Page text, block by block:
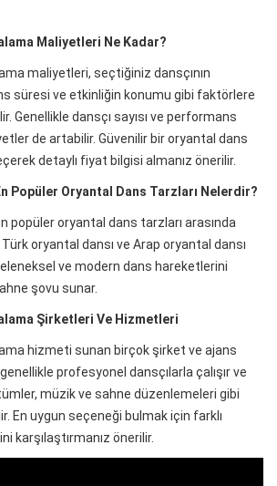
Maliyetleri Ne Kadar?
maliyetleri, seçtiğiniz dansçının
süresi ve etkinliğin konumu gibi faktörlere
Genellikle dansçı sayısı ve performans
de artabilir. Güvenilir bir oryantal dans
detaylı fiyat bilgisi almanız önerilir.
Popüler Oryantal Dans Tarzları Nelerdir?
popüler oryantal dans tarzları arasında
Türk oryantal dansı ve Arap oryantal dansı
ve modern dans hareketlerini
şovu sunar.
Şirketleri Ve Hizmetleri
hizmeti sunan birçok şirket ve ajans
profesyonel dansçılarla çalışır ve
müzik ve sahne düzenlemeleri gibi
En uygun seçeneği bulmak için farklı
karşılaştırmanız önerilir.